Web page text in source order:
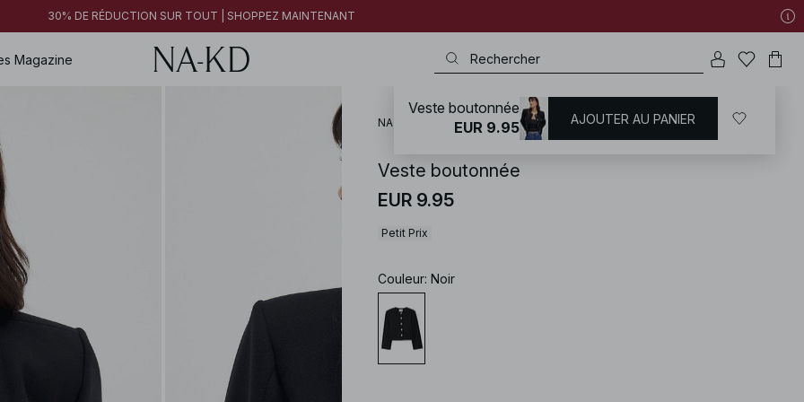
30% DE RÉDUCTION SUR TOUT | SHOPPEZ MAINTENANT
Magazine
NA-KD Manteaux et Vestes / Manteaux légers
Veste boutonnée
EUR 9.95
Petit Prix
Couleur: Noir
Veste boutonnée
EUR 9.95
AJOUTER AU PANIER